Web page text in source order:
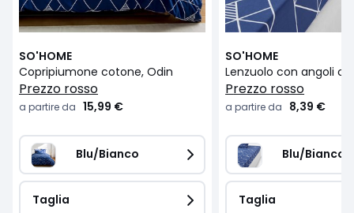
SO'HOME
Copripiumone cotone, Odin
prezzo rosso
a partire da 15,99 €
Blu/Bianco
Taglia
SO'HOME
Lenzuolo con angoli
prezzo rosso
a partire da 8,39 €
Blu/Bianco
Taglia